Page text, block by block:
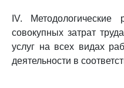
IV. Методологические
совокупных затрат
услуг на всех видах
деятельности в